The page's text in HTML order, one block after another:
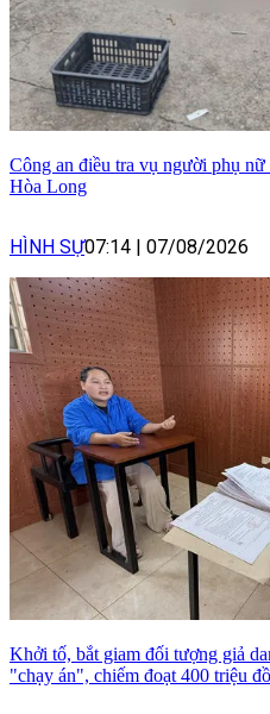
Công an điều tra vụ người phụ
Hòa Long
HÌNH SỰ07:14 07/08/2026
Khởi tố, bắt giam đối tượng giả
"chạy án", chiếm đoạt 400 triệu